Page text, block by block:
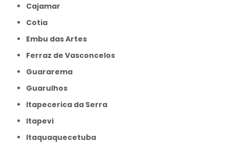
Cajamar
Cotia
Embu das Artes
Ferraz de Vasconcelos
Guararema
Guarulhos
Itapecerica da Serra
Itapevi
Itaquaquecetuba